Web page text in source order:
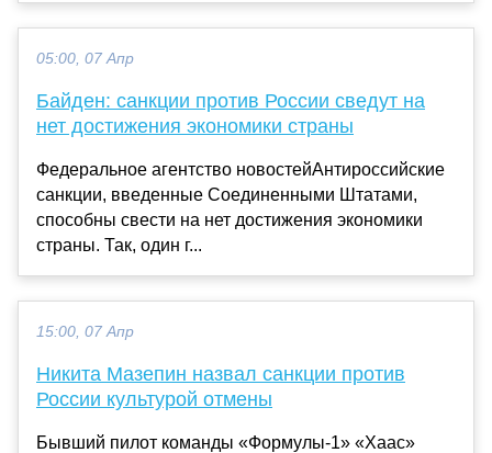
05:00, 07 Апр
Байден: санкции против России сведут на
нет достижения экономики страны
Федеральное агентство новостейАнтироссийские
санкции, введенные Соединенными Штатами,
способны свести на нет достижения экономики
страны. Так, один г...
15:00, 07 Апр
Никита Мазепин назвал санкции против
России культурой отмены
Бывший пилот команды «Формулы-1» «Хаас»